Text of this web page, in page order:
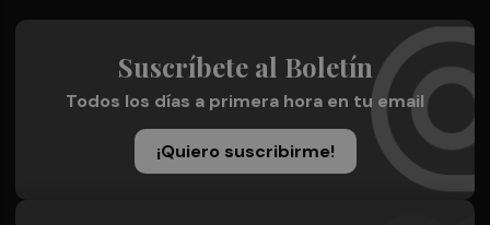
Suscríbete al Boletín
Todos los días a primera hora en tu email
¡Quiero suscribirme!